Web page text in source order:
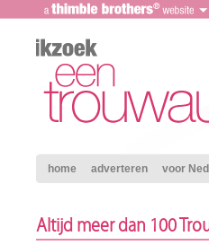
home adverteren voor
Altijd meer dan 100